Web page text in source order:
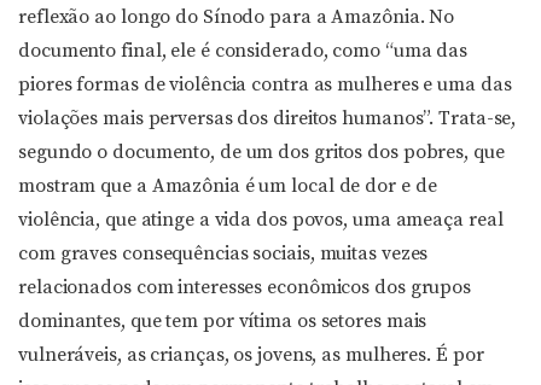
reflexão ao longo do Sínodo para a Amazônia. No
documento final, ele é considerado, como “uma das
piores formas de violência contra as mulheres e uma das
violações mais perversas dos direitos humanos”. Trata-se,
segundo o documento, de um dos gritos dos pobres, que
mostram que a Amazônia é um local de dor e de
violência, que atinge a vida dos povos, uma ameaça real
com graves consequências sociais, muitas vezes
relacionados com interesses econômicos dos grupos
dominantes, que tem por vítima os setores mais
vulneráveis, as crianças, os jovens, as mulheres. É por